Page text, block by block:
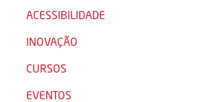
ACESSIBILIDADE
INOVAÇÃO
CURSOS
EVENTOS